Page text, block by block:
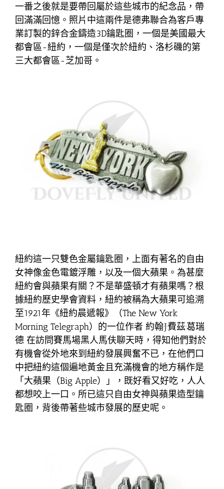
一番之後就是要帶回屬於這些城市的紀念品，帶
回滿滿回憶。照片中這兩件是德弗聯合為客戶專
業訂製的鋅合金鑄造3D鑰匙圈，一個是美國最大
都會區-紐約，一個是僅次於紐約、洛杉磯的第
三大都會區-芝加哥。
紐約這一只雙色金屬鑰匙圈，上面有著名的自由
女神像金色電鍍浮雕，以及一個大蘋果。為甚麼
紐約會與蘋果有關？不是華盛頓才有蘋果嗎？根
據紐約歷史學會資料，紐約被稱為大蘋果可追溯
至1921年《紐約晨遞報》（The New York
Morning Telegraph）的一位作者 約翰·J·費茲·葛瑞
德 在訪問賽馬場黑人馬伕聊天時，得知他們對於
有機會從外地來到紐約發展興奮不已，在他們口
中把紐約這個遍地黃金且充滿機會的地方稱作是
「大蘋果（Big Apple）」，既好看又好吃，人人
都想咬上一口。所已這只自由女神與蘋果造型鑰
匙圈，背後帶著些城市發展的歷史呢。